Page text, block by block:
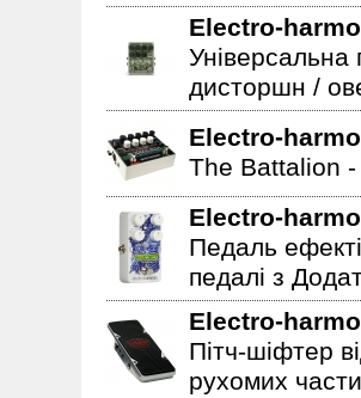
Electro-
Універсальна
дисторшн /
Electro-
The Battalion -
Electro-
Педаль
педалі з
Electro-
Пітч-шіфтер
рухомих